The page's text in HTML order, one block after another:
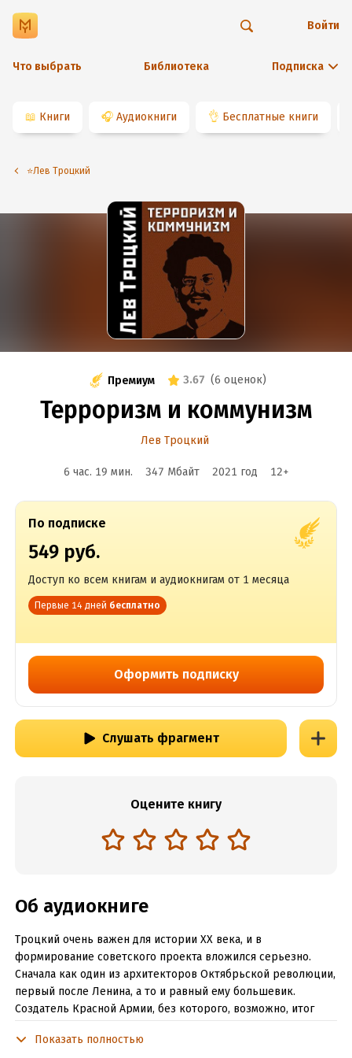
Что выбрать Библиотека Подписка
Войти
📖 Книги 🎧 Аудиокниги 👌 Бесплатные книги
⭐️Лев Троцкий
Премиум 3.67 (6 оценок)
Терроризм и коммунизм
Лев Троцкий
6 час. 19 мин. 347 Мбайт 2021 год 12+
По подписке
549 руб.
Доступ ко всем книгам и аудиокнигам от 1 месяца
Первые 14 дней бесплатно
Оформить подписку
Слушать фрагмент
Оцените книгу
Об аудиокниге
Троцкий очень важен для истории XX века, и в
формирование советского проекта вложился серьезно.
Сначала как один из архитекторов Октябрьской революции,
первый после Ленина, а то и равный ему большевик.
Создатель Красной Армии, без которого, возможно, итог
наркомвоенмор Лев Троцкий в вагоне своего бронепоезда
Показать полностью